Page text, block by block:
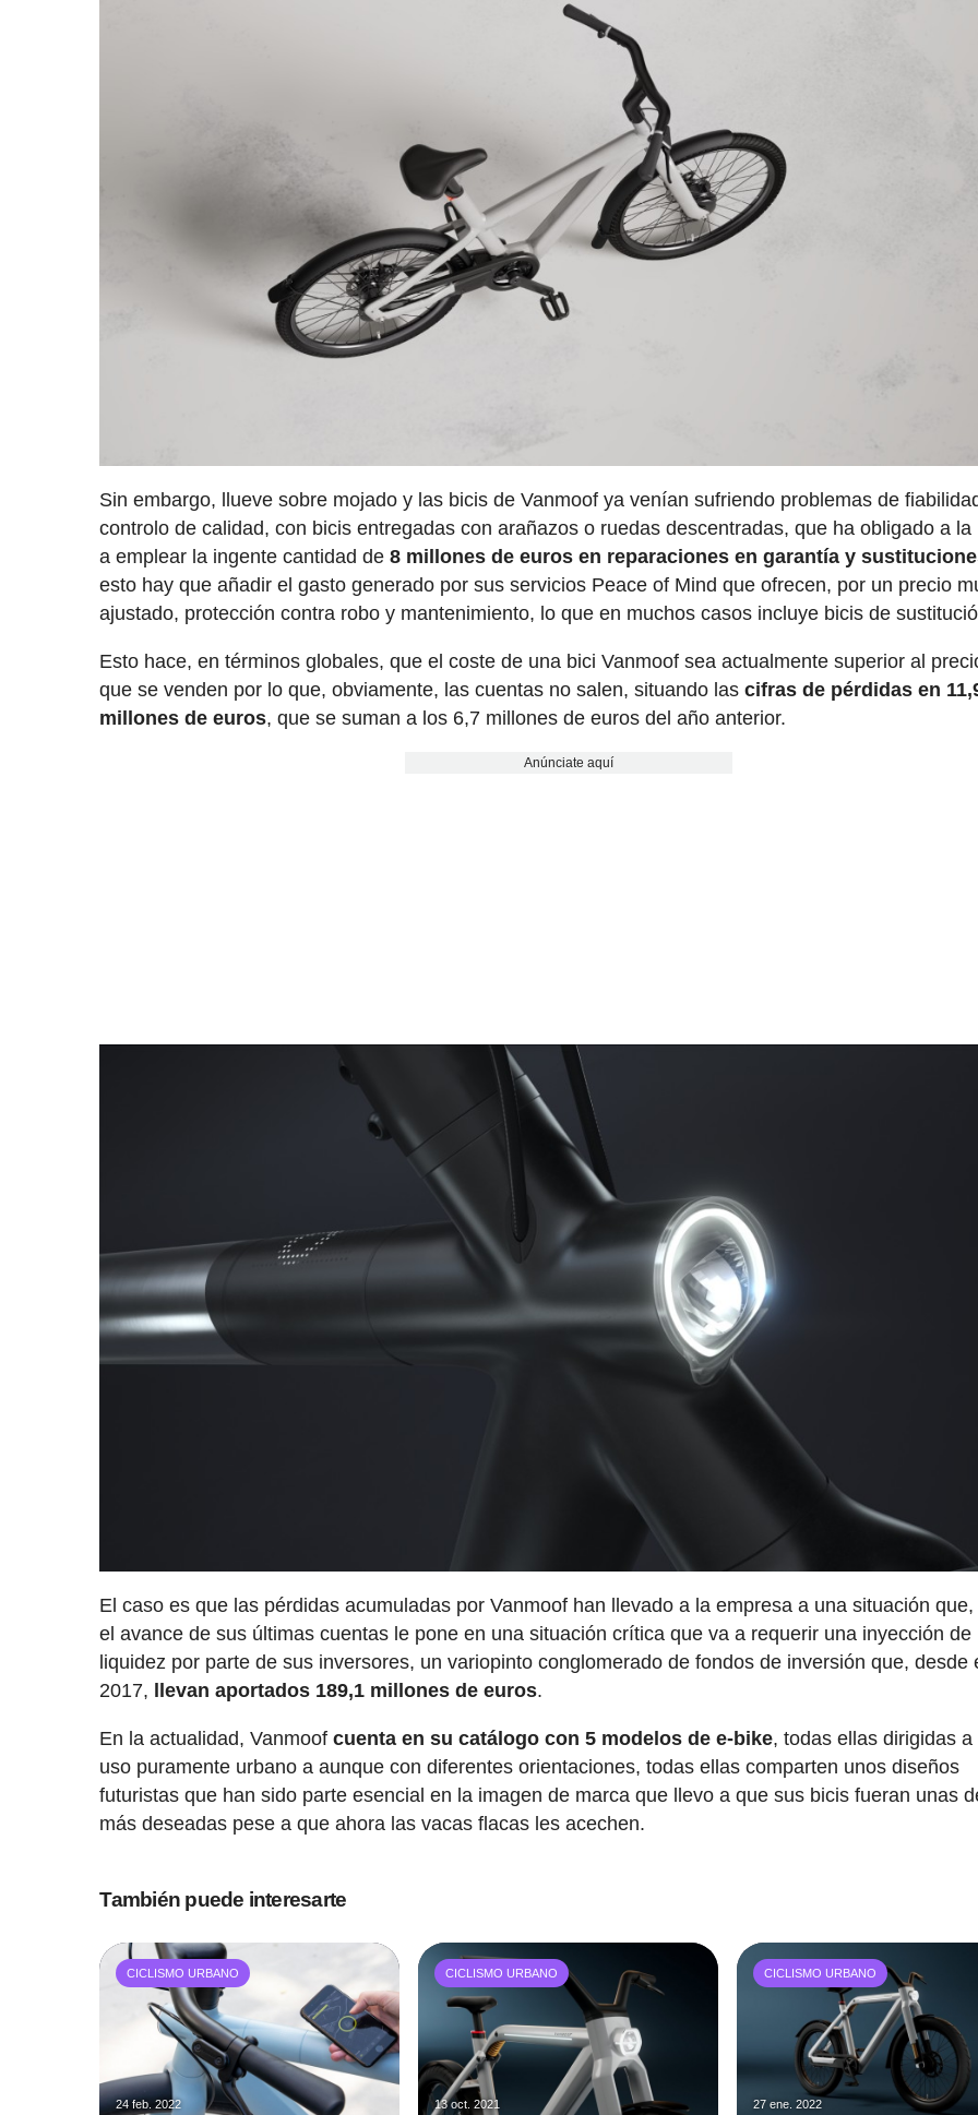
Sin embargo, llueve sobre mojado y las bicis de Vanmoof ya venían sufriendo problemas de
controlo de calidad, con bicis entregadas con arañazos o ruedas descentradas, que ha obligado a la
a emplear la ingente cantidad de8 millones de euros en reparaciones en garantía y
esto hay que añadir el gasto generado por sus servicios Peace of Mind que ofrecen, por un precio
ajustado, protección contra robo y mantenimiento, lo que en muchos casos incluye bicis de
Esto hace, en términos globales, que el coste de una bici Vanmoof sea actualmente superior al
que se venden por lo que, obviamente, las cuentas no salen, situando lascifras de pérdidas en
millones de euros, que se suman a los 6,7 millones de euros del año anterior.
Anúnciate aquí
El caso es que las pérdidas acumuladas por Vanmoof han llevado a la empresa a una situación
el avance de sus últimas cuentas le pone en una situación crítica que va a requerir una inyección de
liquidez por parte de sus inversores, un variopinto conglomerado de fondos de inversión que, desde
2017, llevan aportados 189,1 millones de euros.
En la actualidad, Vanmoofcuenta en su catálogo con 5 modelos de e-bike, todas ellas dirigidas a
uso puramente urbano a aunque con diferentes orientaciones, todas ellas comparten unos diseños
futuristas que han sido parte esencial en la imagen de marca que llevo a que sus bicis fueran unas
más deseadas pese a que ahora las vacas flacas les acechen.
También puede interesarte
CICLISMO URBANO
24 feb. 2022
CICLISMO URBANO
13 oct. 2021
CICLISMO URBANO
27 ene. 2022